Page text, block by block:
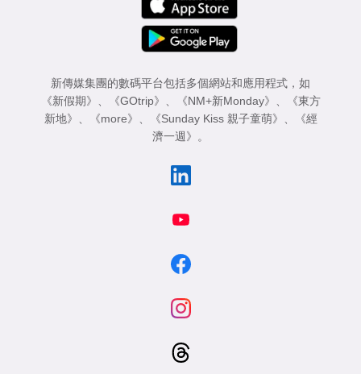
新傳媒集團的數碼平台包括多個網站和應用程式，如
《新假期》
《GOtrip》 《NM+新Monday》
《東方
新地》
《more》 《Sunday Kiss 親子童萌》
《經
濟一週》
。